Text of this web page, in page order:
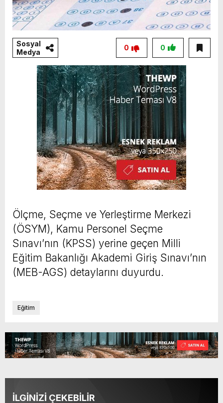
Sosyal
Medya
0
0
Ölçme, Seçme ve Yerleştirme Merkezi
(ÖSYM), Kamu Personel Seçme
Sınavı’nın (KPSS) yerine geçen Milli
Eğitim Bakanlığı Akademi Giriş Sınavı’nın
(MEB-AGS) detaylarını duyurdu.
Eğitim
İLGİNİZİ ÇEKEBİLİR